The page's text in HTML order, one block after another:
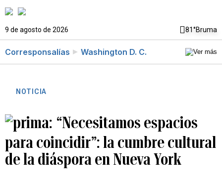
9 de agosto de 2026 81°Bruma
Corresponsalías Washington D. C.
NOTICIA
“Necesitamos espacios
para coincidir”: la cumbre cultural
de la diáspora en Nueva York